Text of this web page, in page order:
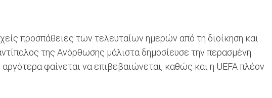
προσπάθειες των τελευταίων ημερών από τη διοίκηση και
της Ανόρθωσης μάλιστα δημοσίευσε την περασμένη
φαίνεται να επιβεβαιώνεται, καθώς και η UEFA πλέον